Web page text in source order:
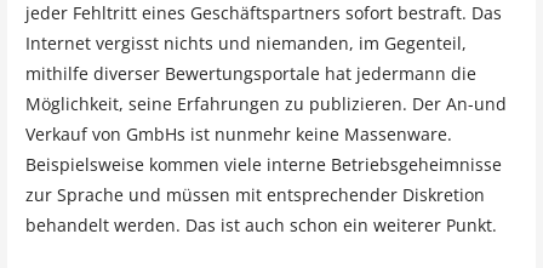
jeder Fehltritt eines Geschäftspartners sofort bestraft. Das
Internet vergisst nichts und niemanden, im Gegenteil,
mithilfe diverser Bewertungsportale hat jedermann die
Möglichkeit, seine Erfahrungen zu publizieren. Der An-und
Verkauf von GmbHs ist nunmehr keine Massenware.
Beispielsweise kommen viele interne Betriebsgeheimnisse
zur Sprache und müssen mit entsprechender Diskretion
behandelt werden. Das ist auch schon ein weiterer Punkt.